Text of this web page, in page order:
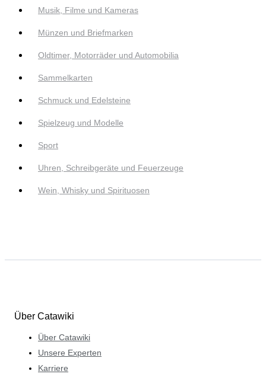
Musik, Filme und Kameras
Münzen und Briefmarken
Oldtimer, Motorräder und Automobilia
Sammelkarten
Schmuck und Edelsteine
Spielzeug und Modelle
Sport
Uhren, Schreibgeräte und Feuerzeuge
Wein, Whisky und Spirituosen
Über Catawiki
Über Catawiki
Unsere Experten
Karriere